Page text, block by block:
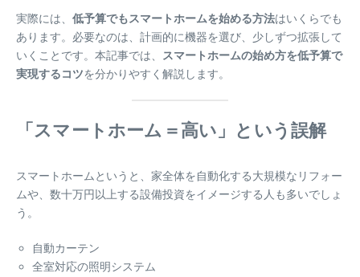
実際には、 低予算でもスマートホームを始める方法はいくらでも
あります。必要なのは、計画的に機器を選び、少しずつ拡張して
いくことです。本記事では、
スマートホームの始め方を低予算で
実現するコツを分かりやすく解説します。
「スマートホーム＝高い」という誤解
スマートホームというと、家全体を自動化する大規模なリフォー
ムや、数十万円以上する設備投資をイメージする人も多いでしょ
う。
自動カーテン
全室対応の照明システム